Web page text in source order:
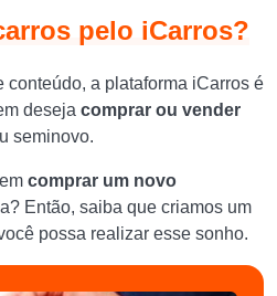
pelo iCarros?
conteúdo, a plataforma iCarros é
deseja comprar ou vender
seminovo.
comprar um novo
Então, saiba que criamos um
possa realizar esse sonho.